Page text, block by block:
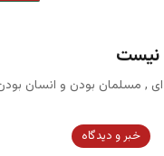
نیست
, مسلمان بودن و انسان بودن
خبر و دیدگاه